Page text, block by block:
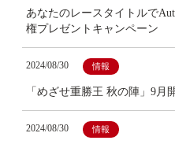
あなたのレースタイトルで
権プレゼントキャンペーン
2024/08/30 情報
「めざせ重勝王 秋の陣」9月
2024/08/30 情報